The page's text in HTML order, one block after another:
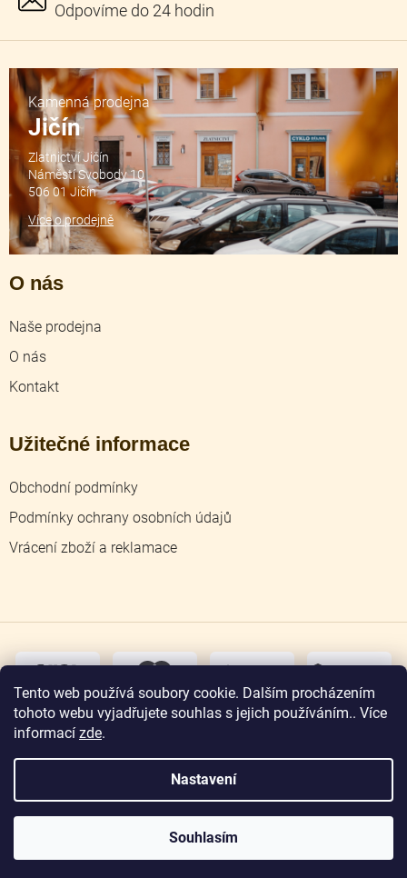
Tento web používá soubory cookie. Dalším procházením
tohoto webu vyjadřujete souhlas s jejich používáním.. Více
informací zde.
Nastavení
Souhlasím
O nás
Naše prodejna
O nás
Kontakt
Užitečné informace
Obchodní podmínky
Podmínky ochrany osobních údajů
Vrácení zboží a reklamace
Kamenná prodejna
Jičín
Zlatnictví Jičín
Náměstí Svobody 10
506 01 Jičín
Více o prodejně
osobní
Copyright 2026Zlatnictví Jičín. Všechna práva
vyhrazena.